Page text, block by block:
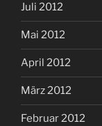
Juli 2012
Mai 2012
April 2012
März 2012
Februar 2012